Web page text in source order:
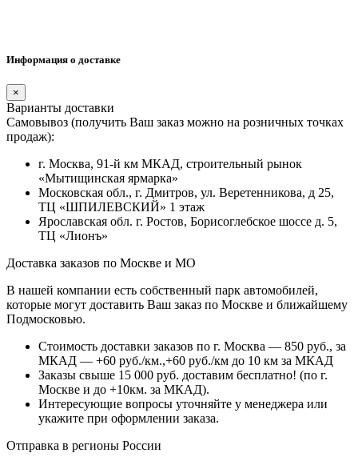
Информация о доставке
×
Варианты доставки
Самовывоз (получить Ваш заказ можно на розничных точках
продаж):
г. Москва, 91-й км МКАД, строительный рынок
«Мытищинская ярмарка»
Московская обл., г. Дмитров, ул. Веретенникова, д 25,
ТЦ «ШПИЛЕВСКИЙ» 1 этаж
Ярославская обл. г. Ростов, Борисоглебское шоссе д. 5,
ТЦ «Лионъ»
Доставка заказов по Москве и МО
В нашей компании есть собственный парк автомобилей,
которые могут доставить Ваш заказ по Москве и ближайшему
Подмосковью.
Стоимость доставки заказов по г. Москва — 850 руб., за
МКАД — +60 руб./км.,+60 руб./км до 10 км за МКАД
Заказы свыше 15 000 руб. доставим бесплатно! (по г.
Москве и до +10км. за МКАД).
Интересующие вопросы уточняйте у менеджера или
укажите при оформлении заказа.
Отправка в регионы России